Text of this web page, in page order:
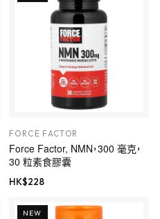
FORCE FACTOR
Force Factor, NMN，300 毫克，
30 粒素食膠囊
HK$228
NEW